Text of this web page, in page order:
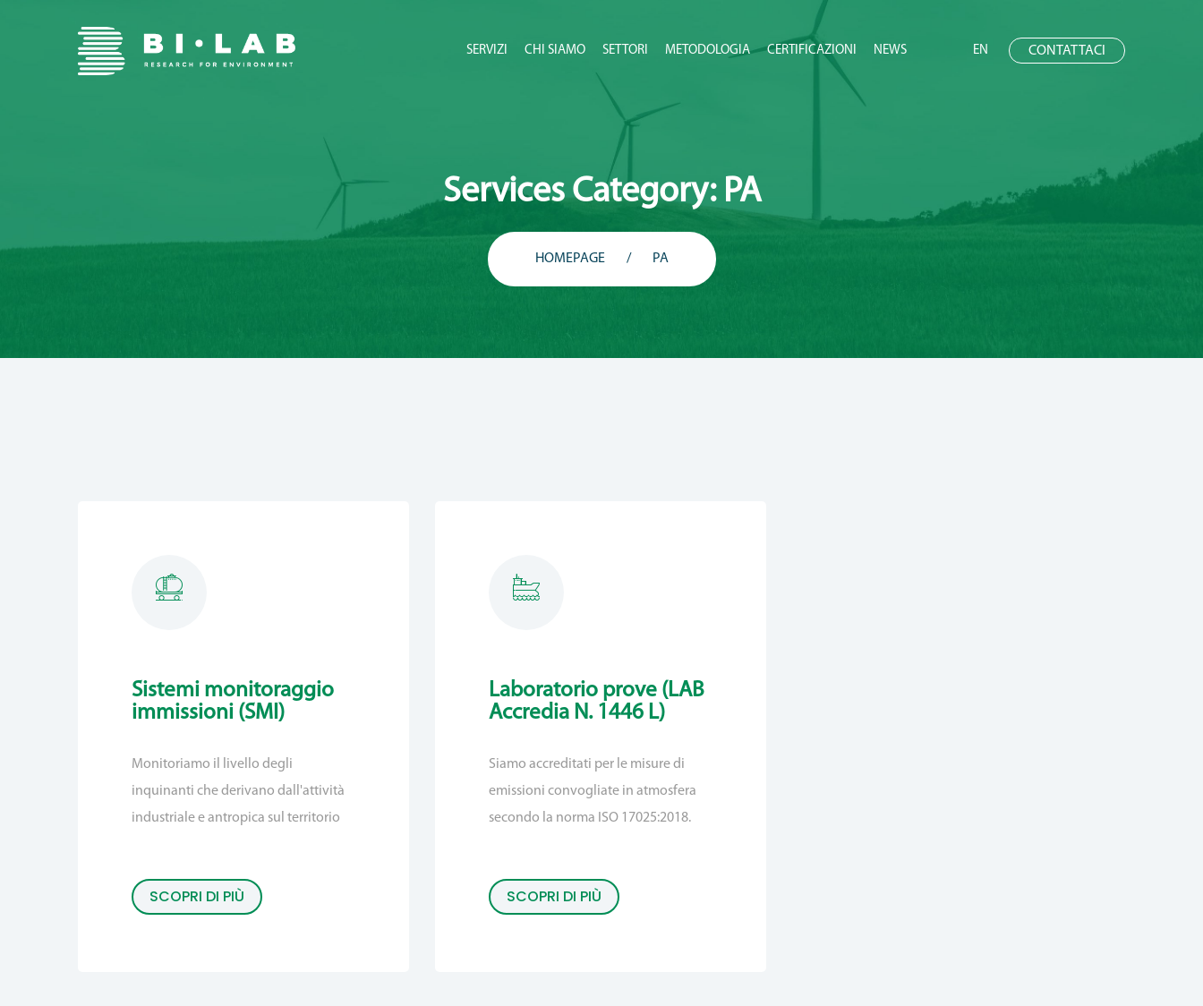
SERVIZI CHI SIAMO SETTORI METODOLOGIA CERTIFICAZIONI NEWS EN CONTATTACI
Services Category: PA
HOMEPAGE PA
Sistemi monitoraggio
immissioni (SMI)
Monitoriamo il livello degli
inquinanti che derivano dall'attività
industriale e antropica sul territorio
SCOPRI DI PIÙ
Laboratorio prove (LAB
Accredia N. 1446 L)
Siamo accreditati per le misure di
emissioni convogliate in atmosfera
secondo la norma ISO 17025:2018.
SCOPRI DI PIÙ